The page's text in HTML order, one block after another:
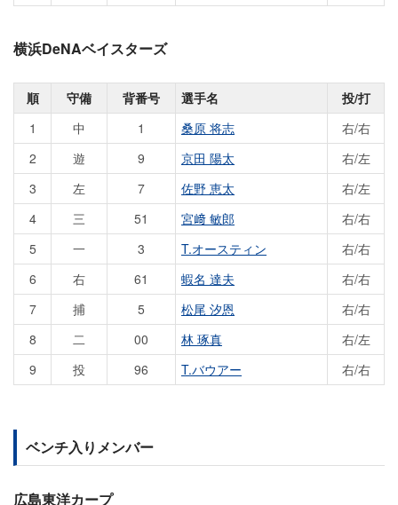
横浜DeNAベイスターズ
順 守備 背番号 選手名
投/打
1
中 1 桑原 将志
右/右
2
遊 9 京田 陽太
右/左
3
左 7 佐野 恵太
右/左
4
三 51 宮﨑 敏郎
右/右
5
一 3 T.オースティン
右/右
6
右 61 蝦名 達夫
右/右
7
捕 5 松尾 汐恩
右/右
8
二 00 林 琢真
右/左
9
投 96 T.バウアー 右/右
ベンチ入りメンバー
広島東洋カープ